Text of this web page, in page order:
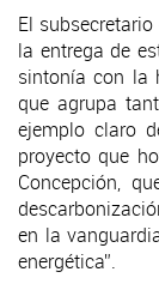
El
la entrega de
sintonía con la
que agrupa
ejemplo claro
proyecto que
Concepción,
en la
energética”.